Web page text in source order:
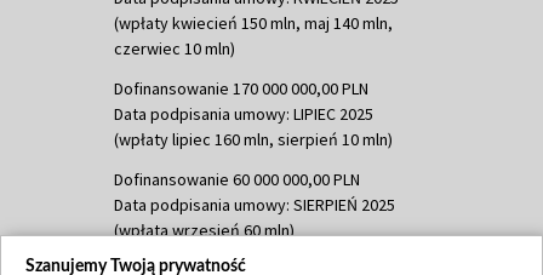
(wpłaty kwiecień 150 mln, maj 140 mln,
czerwiec 10 mln)
Dofinansowanie 170 000 000,00 PLN
Data podpisania umowy: LIPIEC 2025
(wpłaty lipiec 160 mln, sierpień 10 mln)
Dofinansowanie 60 000 000,00 PLN
Data podpisania umowy: SIERPIEŃ 2025
(wpłata wrzesień 60 mln)
Dofinansowanie 635 783 051,21 PLN
Szanujemy Twoją prywatność